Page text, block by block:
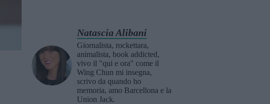
Natascia Alibani
Giornalista, rockettara,
animalista, book addicted,
vivo il "qui e ora" come il
Wing Chun mi insegna,
scrivo da quando ho
memoria, amo Barcellona e la
Union Jack.